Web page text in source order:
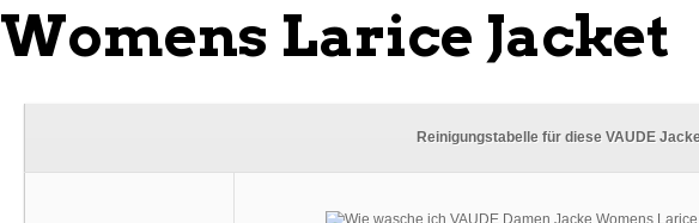
Womens Larice Jacket
Reinigungstabelle für diese VAUDE